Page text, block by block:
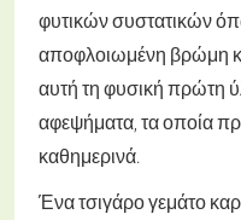
φυτικών συστατικών
αποφλοιωμένη βρώμη
αυτή τη φυσική πρώτη
αφεψήματα, τα οποία
καθημερινά.
Ένα τσιγάρο γεμάτο